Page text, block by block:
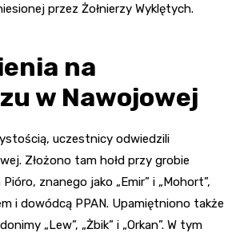
przez Żołnierzy Wyklętych.
na
w Nawojowej
uczestnicy odwiedzili
Złożono tam hołd przy grobie
znanego jako „Emir” i „Mohort”,
i dowódcą PPAN. Upamiętniono także
„Lew”, „Żbik” i „Orkan”. W tym